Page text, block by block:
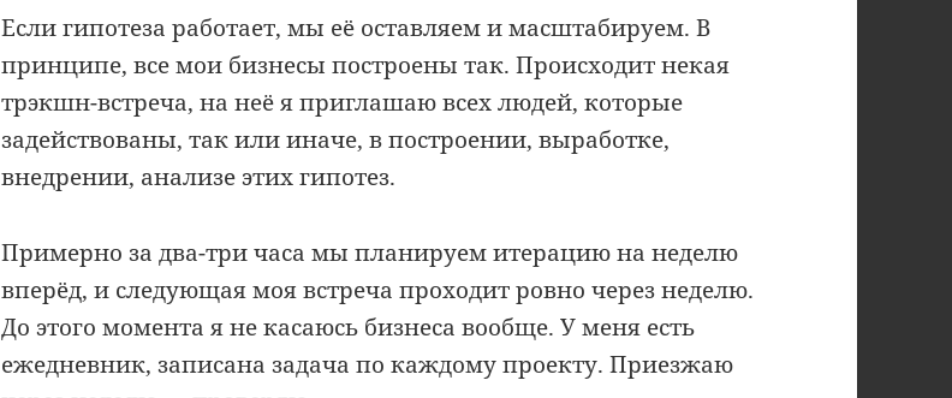
Если гипотеза работает, мы её оставляем и масштабируем. В
принципе, все мои бизнесы построены так. Происходит некая
трэкшн-встреча, на неё я приглашаю всех людей, которые
задействованы, так или иначе, в построении, выработке,
внедрении, анализе этих гипотез.
Примерно за два-три часа мы планируем итерацию на неделю
вперёд, и следующая моя встреча проходит ровно через неделю.
До этого момента я не касаюсь бизнеса вообще. У меня есть
ежедневник, записана задача по каждому проекту. Приезжаю